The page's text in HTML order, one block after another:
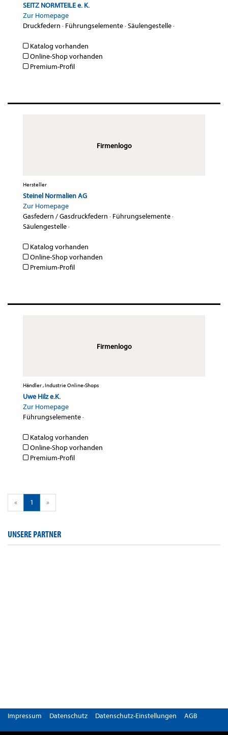
SEITZ NORMTEILE e. K.
Zur Homepage
Druckfedern · Führungselemente·Säulengestelle·
Katalog vorhanden
Online-Shop vorhanden
Premium-Profil
Firmenlogo
Hersteller
Steinel Normalien AG
Zur Homepage
Gasfedern / Gasdruckfedern · Führungselemente·
Säulengestelle·
Katalog vorhanden
Online-Shop vorhanden
Premium-Profil
Firmenlogo
Händler , Industrie Online-Shops
Uwe Hilz e.K.
Zur Homepage
Führungselemente·
Katalog vorhanden
Online-Shop vorhanden
Premium-Profil
« 1 »
UNSERE PARTNER
Impressum Datenschutz Datenschutz-Einstellungen AGB